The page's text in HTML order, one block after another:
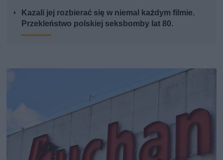
Kazali jej rozbierać się w niemal każdym filmie.
Przekleństwo polskiej seksbomby lat 80.